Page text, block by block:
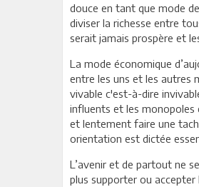
douce en tant que mode
diviser la richesse entre
serait jamais prospère et
La mode économique
entre les uns et les autres
vivable c'est-à-dire
influents et les monopoles
et lentement faire une
orientation est dictée
L’avenir et de partout ne
plus supporter ou